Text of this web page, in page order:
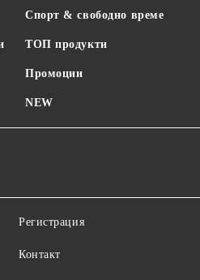
Спорт & свободно време
ТОП продукти
Промоции
NEW
Регистрация
Контакт